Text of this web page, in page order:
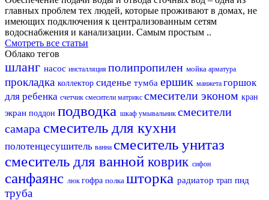
главных проблем тех людей, которые проживают в домах, не
имеющих подключения к централизованным сетям
водоснабжения и канализации. Самым простым ..
Смотреть все статьи
Облако тегов
шланг насос инсталляция полипропилен мойка арматура
прокладка коллектор сиденье тумба ершик манжета горшок
для ребенка счетчик смесители матрикс смесители эконом кран
экран поддон подводка шкаф умывальник смесители
самара смеситель для кухни
полотенцесушитель ванна смеситель унитаз
смеситель для ванной коврик сифон
санфаянс люк гофра полка шторка радиатор трап пнд
труба